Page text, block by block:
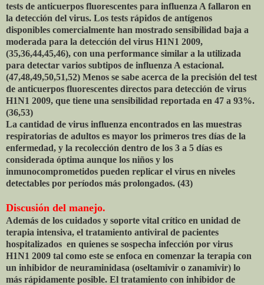
tests de anticuerpos fluorescentes para influenza A fallaron en
la detección del virus. Los tests rápidos de antígenos
disponibles comercialmente han mostrado sensibilidad baja a
moderada para la detección del virus H1N1 2009,
(35,36,44,45,46), con una performance similar a la utilizada
para detectar varios subtipos de influenza A estacional.
(47,48,49,50,51,52) Menos se sabe acerca de la precisión del test
de anticuerpos fluorescentes directos para detección de virus
H1N1 2009, que tiene una sensibilidad reportada en 47 a 93%.
(36,53)
La cantidad de virus influenza encontrados en las muestras
respiratorias de adultos es mayor los primeros tres días de la
enfermedad, y la recolección dentro de los 3 a 5 días es
considerada óptima aunque los niños y los
inmunocomprometidos pueden replicar el virus en niveles
detectables por períodos más prolongados. (43)
Discusión del manejo.
Además de los cuidados y soporte vital crítico en unidad de
terapia intensiva, el tratamiento antiviral de pacientes
hospitalizados en quienes se sospecha infección por virus
H1N1 2009 tal como este se enfoca en comenzar la terapia con
un inhibidor de neuraminidasa (oseltamivir o zanamivir) lo
más rápidamente posible. El tratamiento con inhibidor de